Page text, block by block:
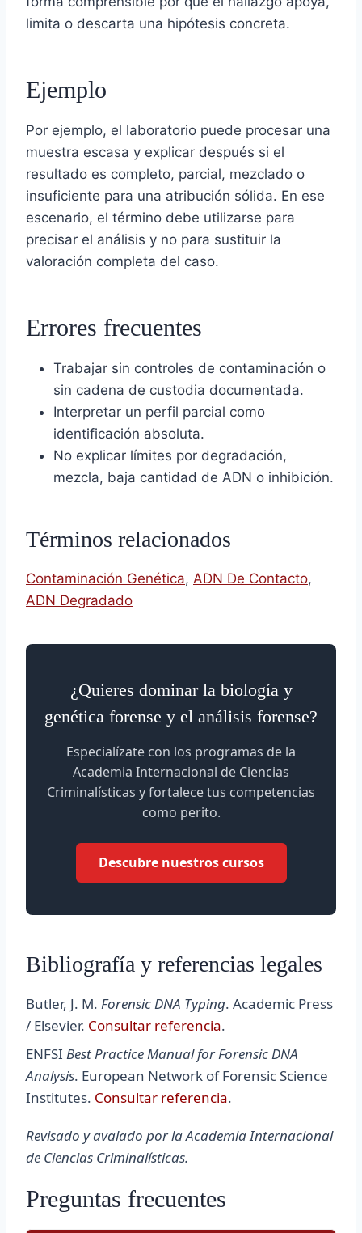
limita o descarta una hipótesis concreta.
Ejemplo
Por ejemplo, el laboratorio puede procesar una
muestra escasa y explicar después si el
resultado es completo, parcial, mezclado o
insuficiente para una atribución sólida. En ese
escenario, el término debe utilizarse para
precisar el análisis y no para sustituir la
valoración completa del caso.
Errores frecuentes
Trabajar sin controles de contaminación o
sin cadena de custodia documentada.
Interpretar un perfil parcial como
identificación absoluta.
No explicar límites por degradación,
mezcla, baja cantidad de ADN o inhibición.
Términos relacionados
Contaminación Genética, ADN De Contacto,
ADN Degradado
¿Quieres dominar la biología y
genética forense y el análisis forense?
Especialízate con los programas de la
Academia Internacional de Ciencias
Criminalísticas y fortalece tus competencias
como perito.
Descubre nuestros cursos
Bibliografía y referencias legales
Butler, J. M. Forensic DNA Typing. Academic Press
/ Elsevier. Consultar referencia.
ENFSI Best Practice Manual for Forensic DNA
Analysis. European Network of Forensic Science
Institutes. Consultar referencia.
Revisado y avalado por la Academia Internacional
de Ciencias Criminalísticas.
Preguntas frecuentes